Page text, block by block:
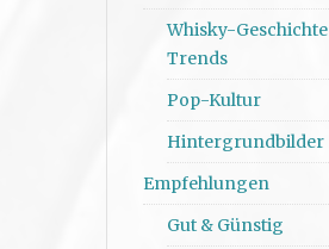
Whisky-
Trends
Pop-Kultur
Hintergrundbilder
Empfehlungen
Gut & Günstig